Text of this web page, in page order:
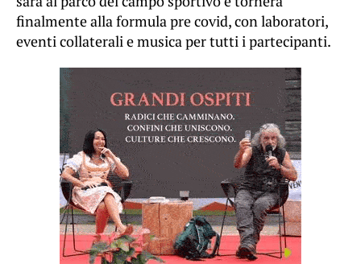
finalmente alla formula pre covid, con laboratori,
eventi collaterali e musica per tutti i partecipanti.